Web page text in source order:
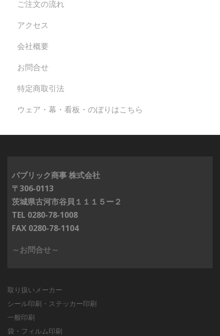
ご注文の流れ
アクセス
会社概要
お問合せ
特定商取引法
ウェア・幕・看板・のぼりはこちら
パブリック商事 株式会社
〒306-0113
茨城県古河市谷貝１１１５ー２
TEL 0280-78-1008
FAX 0280-78-1104
～お問合せ～
取り扱いメーカー
シール印刷・ステッカー印刷
一般印刷
袋・フィルム印刷